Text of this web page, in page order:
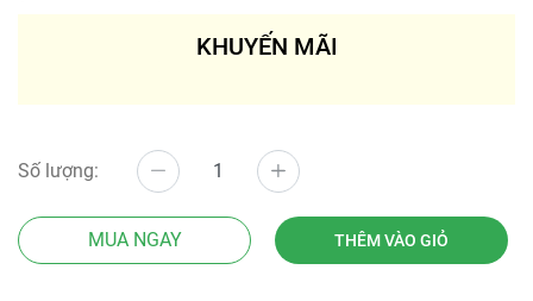
KHUYẾN MÃI
Số lượng:
MUA NGAY THÊM VÀO GIỎ